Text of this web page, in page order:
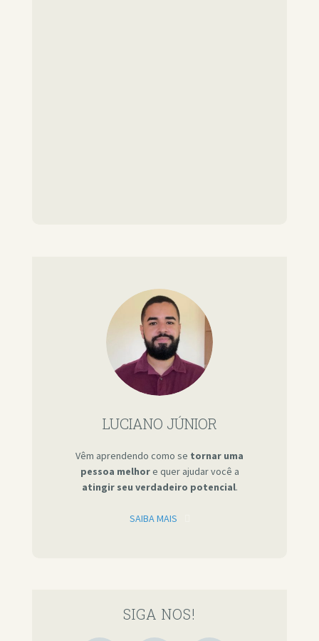
LUCIANO JÚNIOR
Vêm aprendendo como se tornar uma
pessoa melhore quer ajudar você a
atingir seu verdadeiro potencial.
SAIBA MAIS
SIGA NOS!